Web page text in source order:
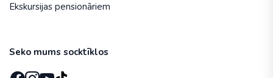
Ekskursijas pensionāriem
Seko mums socktīklos